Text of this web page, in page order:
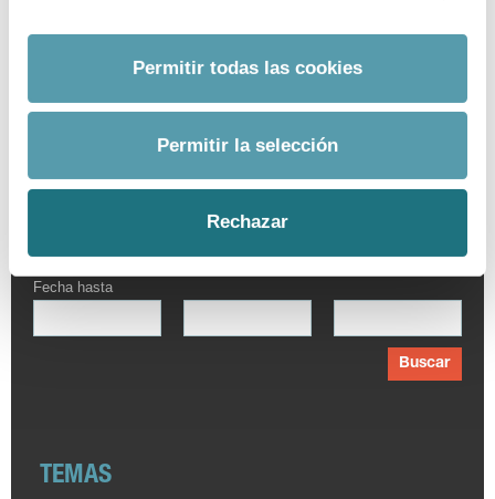
Permitir todas las cookies
Permitir la selección
Rechazar
BUSCADOR AVANZADO
Fecha hasta
Buscar
TEMAS